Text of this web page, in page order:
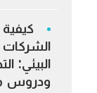
كيفية
الشركات
البيئي:
ودروس